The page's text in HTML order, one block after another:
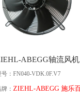
ABEGG轴流风机
号：FN040-VDK.0F.V7
： ZIEHL-ABEGG 施乐